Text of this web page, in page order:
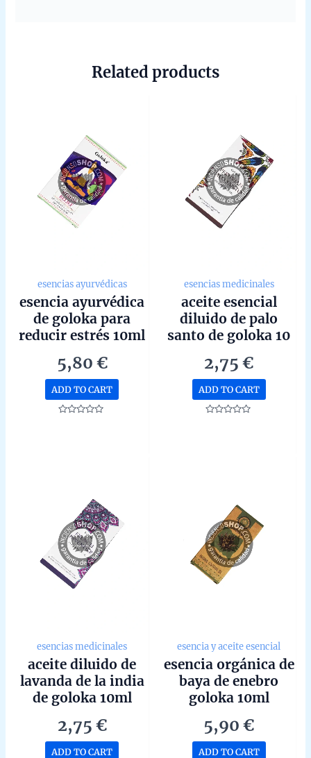
Related products
esencias ayurvédicas
esencia ayurvédica
de goloka para
reducir estrés 10ml
5,80 €
ADD TO CART
esencias medicinales
aceite esencial
diluido de palo
santo de goloka 10
2,75€
ADD TO CART
esencias medicinales
aceite diluido de
lavanda de la india
de goloka 10ml
2,75 €
ADD TO CART
esencia y aceite esencial
esencia orgánica de
baya de enebro
goloka 10ml
5,90€
ADD TO CART